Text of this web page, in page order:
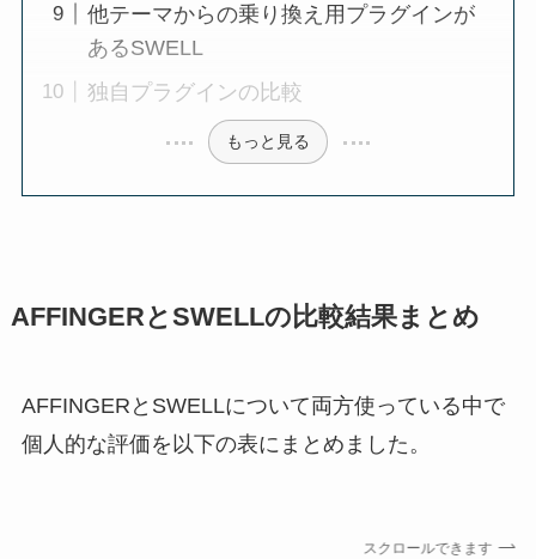
他テーマからの乗り換え用プラグインが
あるSWELL
独自プラグインの比較
もっと見る
AFFINGERとSWELLの比較結果まとめ
AFFINGERとSWELLについて両方使っている中で
個人的な評価を以下の表にまとめました。
スクロールできます